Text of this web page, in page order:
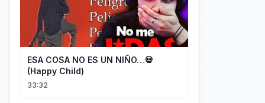
ESA COSA NO ES UN NIÑO…💀
(Happy Child)
33:32